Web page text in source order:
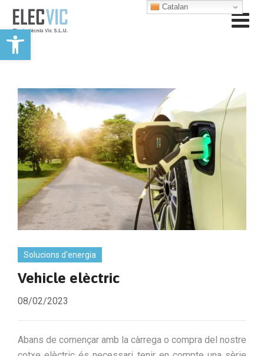
Obre la barra d'eines
Solucions d'energia
Vehicle elèctric
08/02/2023
Abans de començar amb la càrrega o compra del nostre
Catalan